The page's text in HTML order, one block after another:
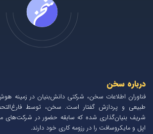
درباره سخن
فناوران اطلاعات سخن، شرکتی دانش‌بنیان در زمینه
طبیعی و پردازش گفتار است. سخن، توسط
شریف بنیان‌گذاری شده که سابقه حضور در شرکت‌های
اپل و مایکروسافت را در رزومه کاری خود دارند.